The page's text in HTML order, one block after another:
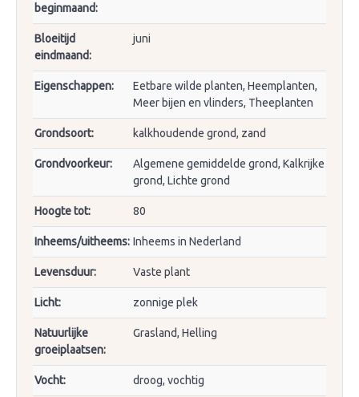
beginmaand:
Bloeitijd
eindmaand:
juni
Eigenschappen:
Eetbare wilde planten, Heemplanten,
Meer bijen en vlinders, Theeplanten
Grondsoort: kalkhoudende grond, zand
Grondvoorkeur:
Algemene gemiddelde grond, Kalkrijke
grond, Lichte grond
Hoogte tot: 80
Inheems/uitheems: Inheems in Nederland
Levensduur: Vaste plant
Licht: zonnige plek
Natuurlijke
groeiplaatsen:
Grasland, Helling
Vocht: droog, vochtig